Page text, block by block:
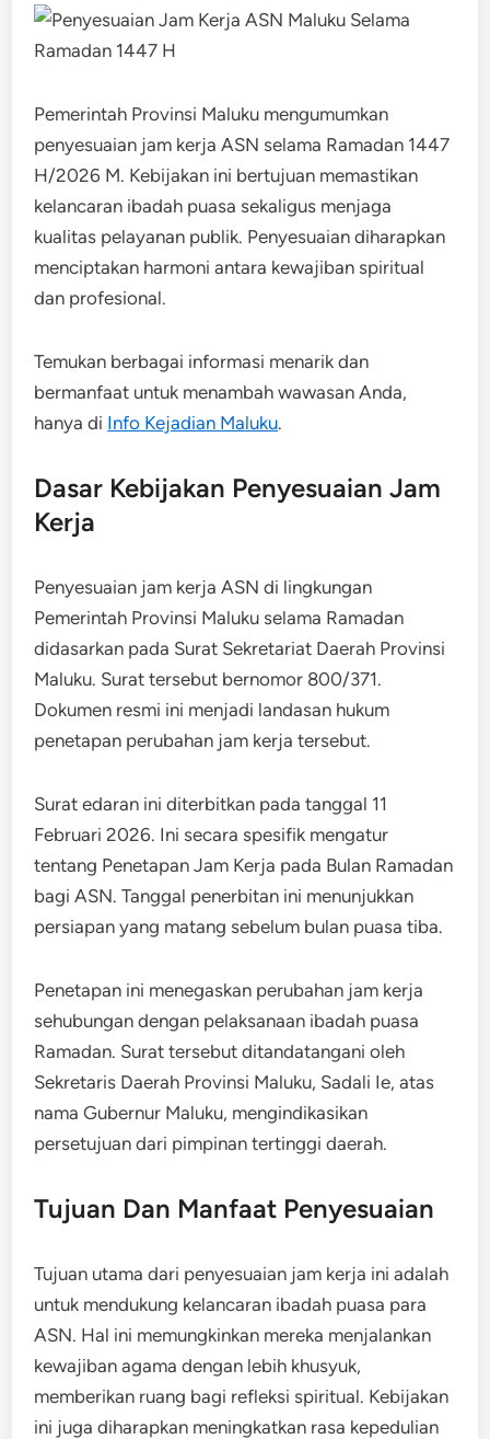
Pemerintah Provinsi Maluku mengumumkan
penyesuaian jam kerja ASN selama Ramadan 1447
H/2026 M. Kebijakan ini bertujuan memastikan
kelancaran ibadah puasa sekaligus menjaga
kualitas pelayanan publik. Penyesuaian diharapkan
menciptakan harmoni antara kewajiban spiritual
dan profesional.
Temukan berbagai informasi menarik dan
bermanfaat untuk menambah wawasan Anda,
hanya di Info Kejadian Maluku.
Dasar Kebijakan Penyesuaian Jam
Kerja
Penyesuaian jam kerja ASN di lingkungan
Pemerintah Provinsi Maluku selama Ramadan
didasarkan pada Surat Sekretariat Daerah Provinsi
Maluku. Surat tersebut bernomor 800/371.
Dokumen resmi ini menjadi landasan hukum
penetapan perubahan jam kerja tersebut.
Surat edaran ini diterbitkan pada tanggal 11
Februari 2026. Ini secara spesifik mengatur
tentang Penetapan Jam Kerja pada Bulan Ramadan
bagi ASN. Tanggal penerbitan ini menunjukkan
persiapan yang matang sebelum bulan puasa tiba.
Penetapan ini menegaskan perubahan jam kerja
sehubungan dengan pelaksanaan ibadah puasa
Ramadan. Surat tersebut ditandatangani oleh
Sekretaris Daerah Provinsi Maluku, Sadali Ie, atas
nama Gubernur Maluku, mengindikasikan
persetujuan dari pimpinan tertinggi daerah.
Tujuan Dan Manfaat Penyesuaian
Tujuan utama dari penyesuaian jam kerja ini adalah
untuk mendukung kelancaran ibadah puasa para
ASN. Hal ini memungkinkan mereka menjalankan
kewajiban agama dengan lebih khusyuk,
memberikan ruang bagi refleksi spiritual. Kebijakan
ini juga diharapkan meningkatkan rasa kepedulian